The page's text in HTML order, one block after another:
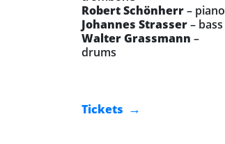
Robert Schönherr– piano
Johannes Strasser– bass
Walter Grassmann –
drums
Tickets